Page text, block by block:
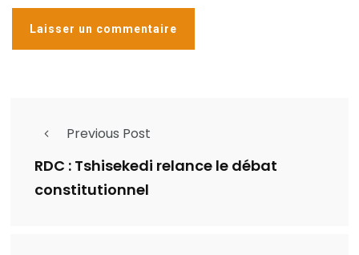
Previous Post
RDC : Tshisekedi relance le débat
constitutionnel